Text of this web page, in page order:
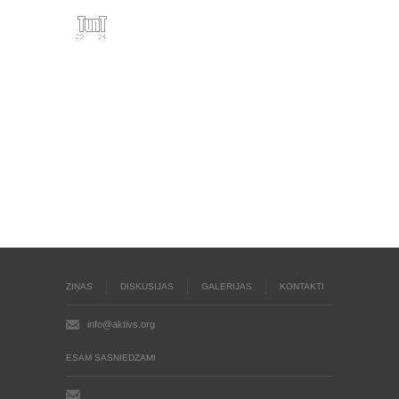
ZIŅAS DISKUSIJAS GALERIJAS KONTAKTI
info@aktivs.org
ESAM SASNIEDZAMI